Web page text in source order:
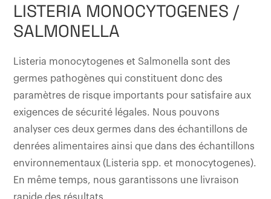
LISTERIA MONOCYTOGENES /
SALMONELLA
Listeria monocytogenes et Salmonella sont des
germes pathogènes qui constituent donc des
paramètres de risque importants pour satisfaire aux
exigences de sécurité légales. Nous pouvons
analyser ces deux germes dans des échantillons de
denrées alimentaires ainsi que dans des échantillons
environnementaux (Listeria spp. et monocytogenes).
En même temps, nous garantissons une livraison
rapide des résultats.